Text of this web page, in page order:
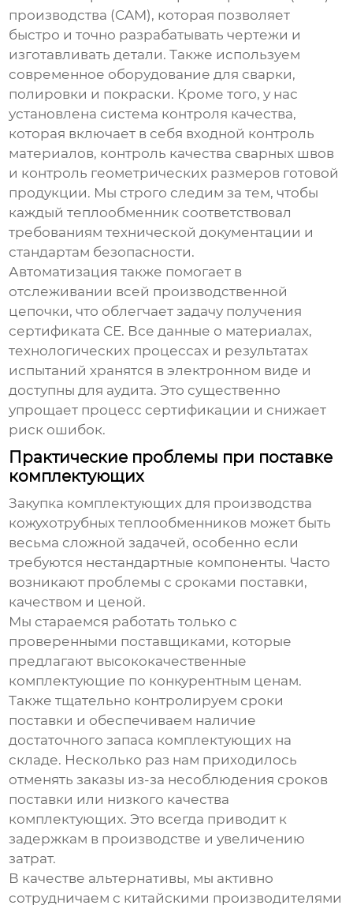
производства (CAM), которая позволяет
быстро и точно разрабатывать чертежи и
изготавливать детали. Также используем
современное оборудование для сварки,
полировки и покраски. Кроме того, у нас
установлена система контроля качества,
которая включает в себя входной контроль
материалов, контроль качества сварных швов
и контроль геометрических размеров готовой
продукции. Мы строго следим за тем, чтобы
каждый теплообменник соответствовал
требованиям технической документации и
стандартам безопасности.
Автоматизация также помогает в
отслеживании всей производственной
цепочки, что облегчает задачу получения
сертификата CE. Все данные о материалах,
технологических процессах и результатах
испытаний хранятся в электронном виде и
доступны для аудита. Это существенно
упрощает процесс сертификации и снижает
риск ошибок.
Практические проблемы при поставке
комплектующих
Закупка комплектующих для производства
кожухотрубных теплообменников может быть
весьма сложной задачей, особенно если
требуются нестандартные компоненты. Часто
возникают проблемы с сроками поставки,
качеством и ценой.
Мы стараемся работать только с
проверенными поставщиками, которые
предлагают высококачественные
комплектующие по конкурентным ценам.
Также тщательно контролируем сроки
поставки и обеспечиваем наличие
достаточного запаса комплектующих на
складе. Несколько раз нам приходилось
отменять заказы из-за несоблюдения сроков
поставки или низкого качества
комплектующих. Это всегда приводит к
задержкам в производстве и увеличению
затрат.
В качестве альтернативы, мы активно
сотрудничаем с китайскими производителями